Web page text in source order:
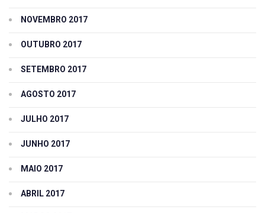
NOVEMBRO 2017
OUTUBRO 2017
SETEMBRO 2017
AGOSTO 2017
JULHO 2017
JUNHO 2017
MAIO 2017
ABRIL 2017